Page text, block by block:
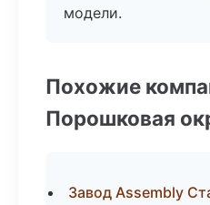
модели.
Похожие
Порошковая
Завод Assembly